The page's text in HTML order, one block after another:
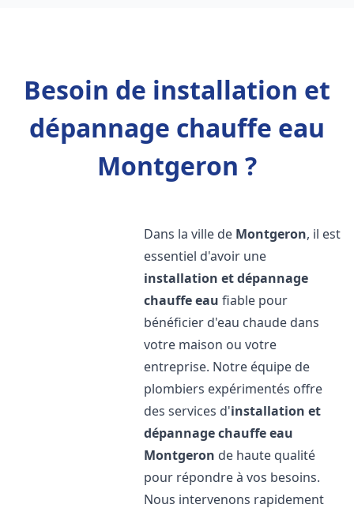
Besoin de installation et
dépannage chauffe eau
Montgeron ?
Dans la ville de Montgeron, il est
essentiel d'avoir une
installation et dépannage
chauffe eau fiable pour
bénéficier d'eau chaude dans
votre maison ou votre
entreprise. Notre équipe de
plombiers expérimentés offre
des services d'installation et
dépannage chauffe eau
Montgeron de haute qualité
pour répondre à vos besoins.
Nous intervenons rapidement